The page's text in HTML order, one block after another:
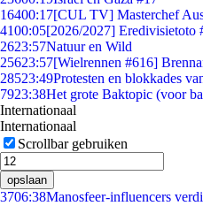
16400:17[CUL TV] Masterchef
4100:05[2026/2027] Eredivisietoto
2623:57Natuur en Wild
25623:57[Wielrennen #616]
28523:49Protesten en blokkades
7923:38Het grote Baktopic (voor
Internationaal
Internationaal
Scrollbar gebruiken
opslaan
3706:38Manosfeer-influencers